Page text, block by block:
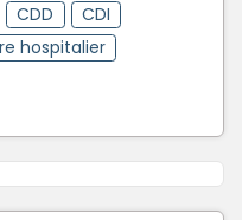
CDD
CDI
hospitalier